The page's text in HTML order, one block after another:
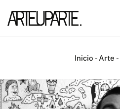
Inicio - Arte -